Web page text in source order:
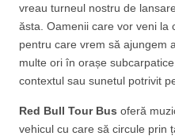
vreau turneul nostru de
ăsta. Oamenii care vor veni la
pentru care vrem să ajungem
multe ori în orașe
contextul sau sunetul potrivit
Red Bull Tour Bus oferă
vehicul cu care să circule prin